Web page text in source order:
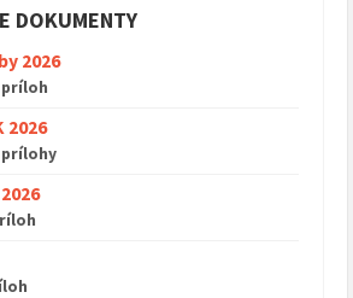
DOKUMENTY
2026
príloh
2026
prílohy